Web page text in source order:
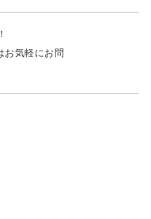
お気軽にお問